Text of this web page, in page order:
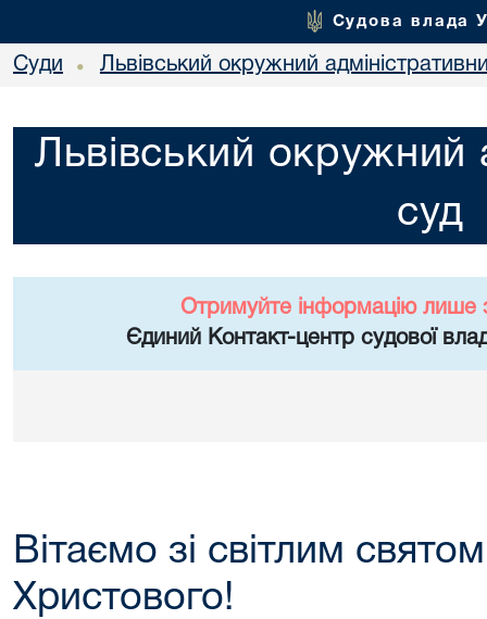
Судова влада
Суди • Львівський окружний
Львівський окружний
суд
Отримуйте інформацію лише
Єдиний Контакт-центр судової
Вітаємо зі світлим
Христового!